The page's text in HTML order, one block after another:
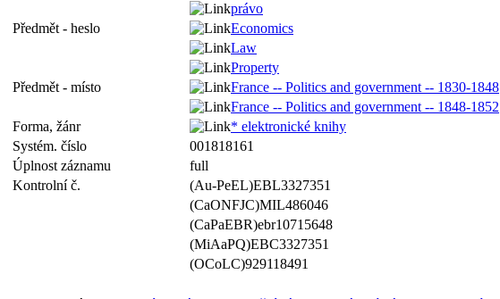
právo
Předmět - heslo
Economics
Law
Property
Předmět - místo
France -- Politics and government -- 1830-1848
France -- Politics and government -- 1848-1852
Forma, žánr
* elektronické knihy
Systém. číslo
001818161
Úplnost záznamu
full
Kontrolní č.
(Au-PeEL)EBL3327351
(CaONFJC)MIL486046
(CaPaEBR)ebr10715648
(MiAaPQ)EBC3327351
(OCoLC)929118491